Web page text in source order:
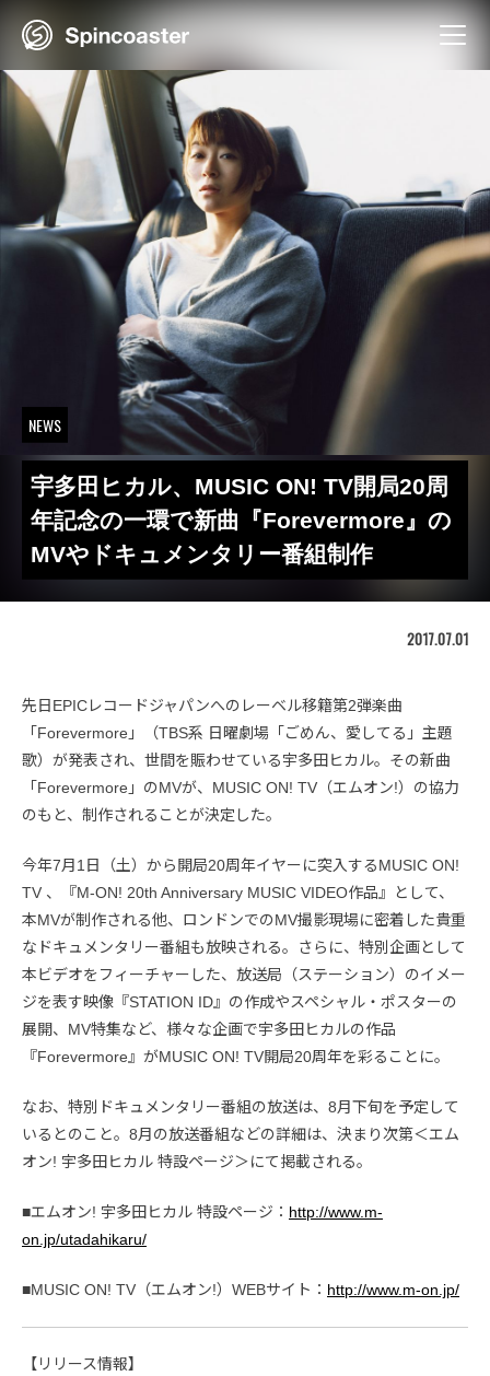
NEWS
宇多田ヒカル、MUSIC ON! TV開局20周
年記念の一環で新曲『Forevermore』の
MVやドキュメンタリー番組制作
2017.07.01
先日EPICレコードジャパンへのレーベル移籍第2弾楽曲
「Forevermore」（TBS系 日曜劇場「ごめん、愛してる」主題
歌）が発表され、世間を賑わせている宇多田ヒカル。その新曲
「Forevermore」のMVが、MUSIC ON! TV（エムオン!）の協力
のもと、制作されることが決定した。
今年7月1日（土）から開局20周年イヤーに突入するMUSIC ON!
TV 、『M-ON! 20th Anniversary MUSIC VIDEO作品』として、
本MVが制作される他、ロンドンでのMV撮影現場に密着した貴重
なドキュメンタリー番組も放映される。さらに、特別企画として
本ビデオをフィーチャーした、放送局（ステーション）のイメー
ジを表す映像『STATION ID』の作成やスペシャル・ポスターの
展開、MV特集など、様々な企画で宇多田ヒカルの作品
『Forevermore』がMUSIC ON! TV開局20周年を彩ることに。
なお、特別ドキュメンタリー番組の放送は、8月下旬を予定して
いるとのこと。8月の放送番組などの詳細は、決まり次第＜エム
オン! 宇多田ヒカル 特設ページ＞にて掲載される。
■エムオン! 宇多田ヒカル 特設ページ： http://www.m-
on.jp/utadahikaru/
■MUSIC ON! TV（エムオン!）WEBサイト： http://www.m-on.jp/
【リリース情報】